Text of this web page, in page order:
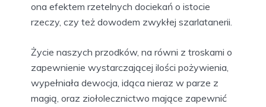
ona efektem rzetelnych dociekań o istocie
rzeczy, czy też dowodem zwykłej szarlatanerii.
Życie naszych przodków, na równi z troskami o
zapewnienie wystarczającej ilości pożywienia,
wypełniała dewocja, idąca nieraz w parze z
magią, oraz ziołolecznictwo mające zapewnić